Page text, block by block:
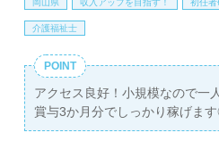
岡山県 収入アップを目指す！ 初任者
介護福祉士
POINT
アクセス良好！小規模なので一
賞与3か月分でしっかり稼げま
住宅手当など各種手当充実、マ